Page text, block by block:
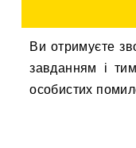
Ви отримуєте
завданням і
особистих